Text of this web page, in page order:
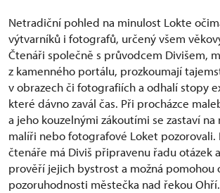
Netradiční pohled na minulost Lokte
výtvarníků i fotografů, určený všem
Čtenáři společně s průvodcem Divišem,
z kamenného portálu, prozkoumají
v obrazech či fotografiích a odhalí stopy
které dávno zavál čas. Při procházce
a jeho kouzelnými zákoutími se zastaví
malíři nebo fotografové Loket pozorovali.
čtenáře má Diviš připravenu řadu otázek
prověří jejich bystrost a možná pomohou
pozoruhodnosti městečka nad řekou Ohří.